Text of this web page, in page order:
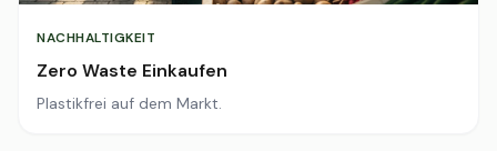
NACHHALTIGKEIT
Zero Waste Einkaufen
Plastikfrei auf dem Markt.